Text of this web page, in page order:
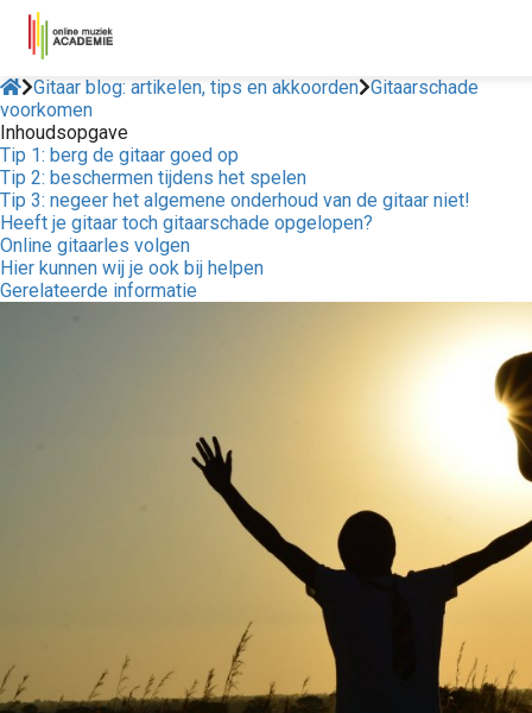
Gitaar blog: artikelen, tips en akkoorden Gitaarschade
voorkomen
Inhoudsopgave
Tip 1: berg de gitaar goed op
Tip 2: beschermen tijdens het spelen
Tip 3: negeer het algemene onderhoud van de gitaar niet!
Heeft je gitaar toch gitaarschade opgelopen?
Online gitaarles volgen
Hier kunnen wij je ook bij helpen
Gerelateerde informatie